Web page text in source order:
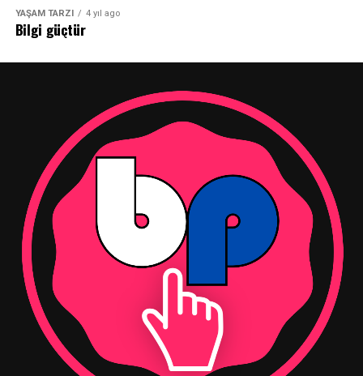
YAŞAM TARZI 4 yıl ago
Bilgi güçtür